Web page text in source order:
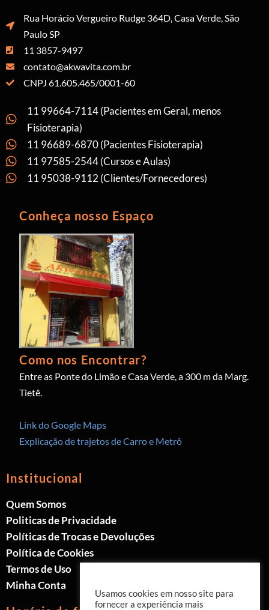
Rua Horácio Vergueiro Rudge 364D, Casa Verde, São
Paulo SP
11 3857-9497
contato@akwavita.com.br
CNPJ 61.605.465/0001-60
11 99664-7114 (Pacientes em Geral, menos
Fisioterapia)
11 96689-6870 (Pacientes Fisioterapia)
11 97585-2544 (Cursos e Aulas)
11 95038-9112 (Clientes/Fornecedores)
Conheça nosso Espaço
Como nos Encontrar?
Entre as Ponte do Limão e Casa Verde, a 300 m da Marg.
Tietê.
Link do Google Maps
Explicação de trajetos de Carro e Metrô
Institucional
Quem Somos
Politicas de Privacidade
Políticas de Trocas e Devoluções
Política de Cookies
Termos de Uso
Minha Conta
Usamos cookies em nosso site para
fornecer a experiência mais